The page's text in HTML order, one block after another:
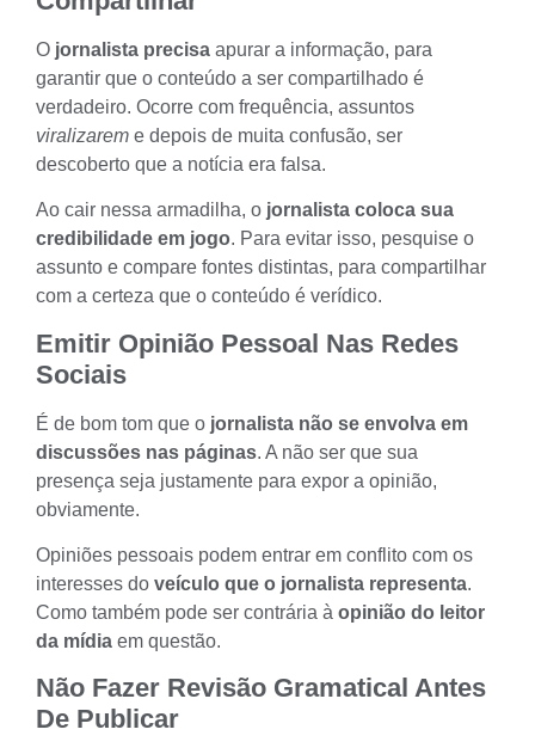
O jornalista precisa apurar a informação, para
garantir que o conteúdo a ser compartilhado é
verdadeiro. Ocorre com frequência, assuntos
viralizarem e depois de muita confusão, ser
descoberto que a notícia era falsa.
Ao cair nessa armadilha, o jornalista coloca sua
credibilidade em jogo. Para evitar isso, pesquise o
assunto e compare fontes distintas, para compartilhar
com a certeza que o conteúdo é verídico.
Emitir Opinião Pessoal Nas Redes
Sociais
É de bom tom que o jornalista não se envolva em
discussões nas páginas. A não ser que sua
presença seja justamente para expor a opinião,
obviamente.
Opiniões pessoais podem entrar em conflito com os
interesses do veículo que o jornalista representa.
Como também pode ser contrária à opinião do leitor
da mídia em questão.
Não Fazer Revisão Gramatical Antes
De Publicar